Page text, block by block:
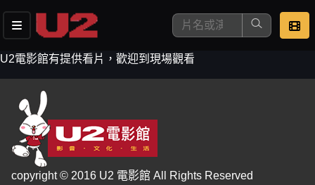
這是您本次要看的影片
U2電影館有提供看片，歡迎到現場觀看
copyright © 2016 U2 電影館 All Rights Reserved